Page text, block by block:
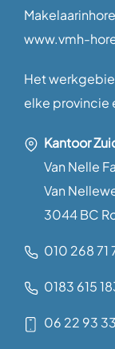
www.vmh-
Het
elke provincie
Kantoor
Van Nelle
Van
3044 BC
010 268 71
0183 615
06 22 93